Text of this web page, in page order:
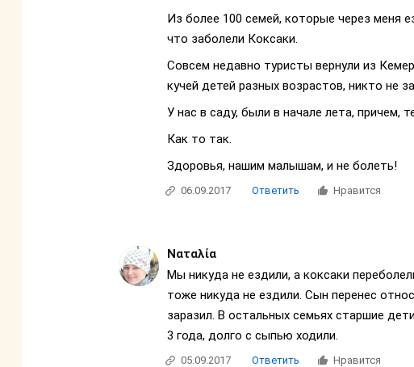
Из более 100 семей, которые через меня
что заболели Коксаки.
Совсем недавно туристы вернули из
кучей детей разных возрастов, никто не
У нас в саду, были в начале лета, причем,
Как то так.
Здоровья, нашим малышам, и не болеть!
06.09.2017 Ответить Нравится
Ναταλία
Мы никуда не ездили, а коксаки
тоже никуда не ездили. Сын перенес
заразил. В остальных семьях старшие
3 года, долго с сыпью ходили.
05.09.2017 Ответить Нравится